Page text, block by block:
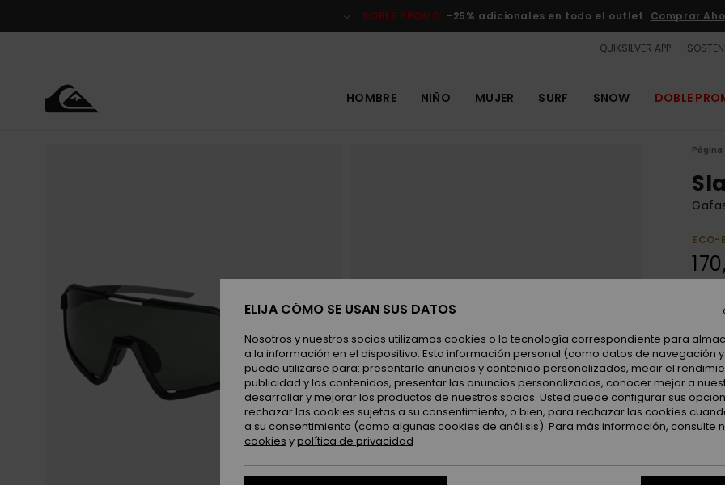
del
DOBLE PROMO -25% adicionales en todo el outlet Comprar
QUIKSILVER APP
HOMBRE NIÑO MUJER SURF SNOW DOBLE
Página
ECO-
ELIJA CÓMO SE USAN SUS DATOS
Nosotros y nuestros socios utilizamos cookies o la tecnología correspondiente para
a la información en el dispositivo. Esta información personal (como datos de navegación
puede utilizarse para: presentarle anuncios y contenido personalizados, medir el
publicidad y los contenidos, presentar las anuncios personalizados, conocer mejor a
desarrollar y mejorar los productos de nuestros socios. Usted puede configurar sus
rechazar las cookies sujetas a su consentimiento, o bien, para rechazar las cookies
a su consentimiento (como algunas cookies de análisis). Para más información, consulte
cookies ypolítica de privacidad